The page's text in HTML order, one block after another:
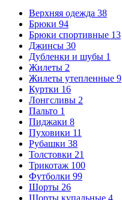
Верхняя одежда 38
Брюки 94
Брюки спортивные 13
Джинсы 30
Дубленки и шубы 1
Жилеты 2
Жилеты утепленные 9
Куртки 16
Лонгсливы 2
Пальто 1
Пиджаки 8
Пуховики 11
Рубашки 38
Толстовки 21
Трикотаж 100
Футболки 99
Шорты 26
Шорты купальные 4